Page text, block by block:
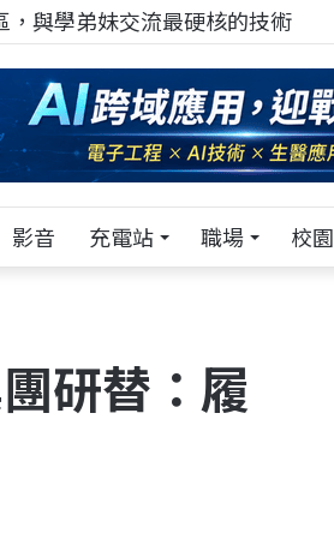
，與學弟妹交流最硬核的技術
影音 充電站 職場 校園
研替：履